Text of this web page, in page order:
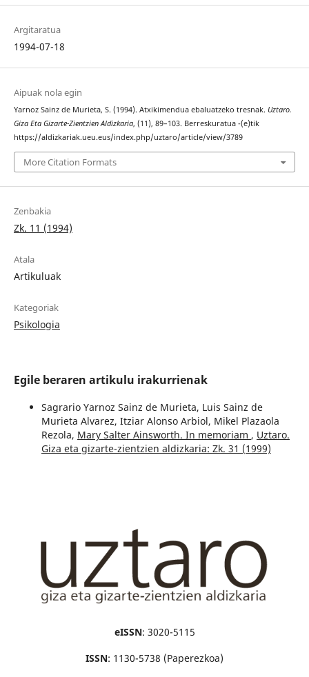
Argitaratua
1994-07-18
Aipuak nola egin
Yarnoz Sainz de Murieta, S. (1994). Atxikimendua ebaluatzeko tresnak. Uztaro.
Giza Eta Gizarte-Zientzien Aldizkaria, (11), 89–103. Berreskuratua -(e)tik
https://aldizkariak.ueu.eus/index.php/uztaro/article/view/3789
More Citation Formats
Zenbakia
Zk. 11 (1994)
Atala
Artikuluak
Kategoriak
Psikologia
Egile beraren artikulu irakurrienak
Sagrario Yarnoz Sainz de Murieta, Luis Sainz de
Murieta Alvarez, Itziar Alonso Arbiol, Mikel Plazaola
Rezola, Mary Salter Ainsworth. In memoriam , Uztaro.
Giza eta gizarte-zientzien aldizkaria: Zk. 31 (1999)
eISSN: 3020-5115
ISSN: 1130-5738 (Paperezkoa)